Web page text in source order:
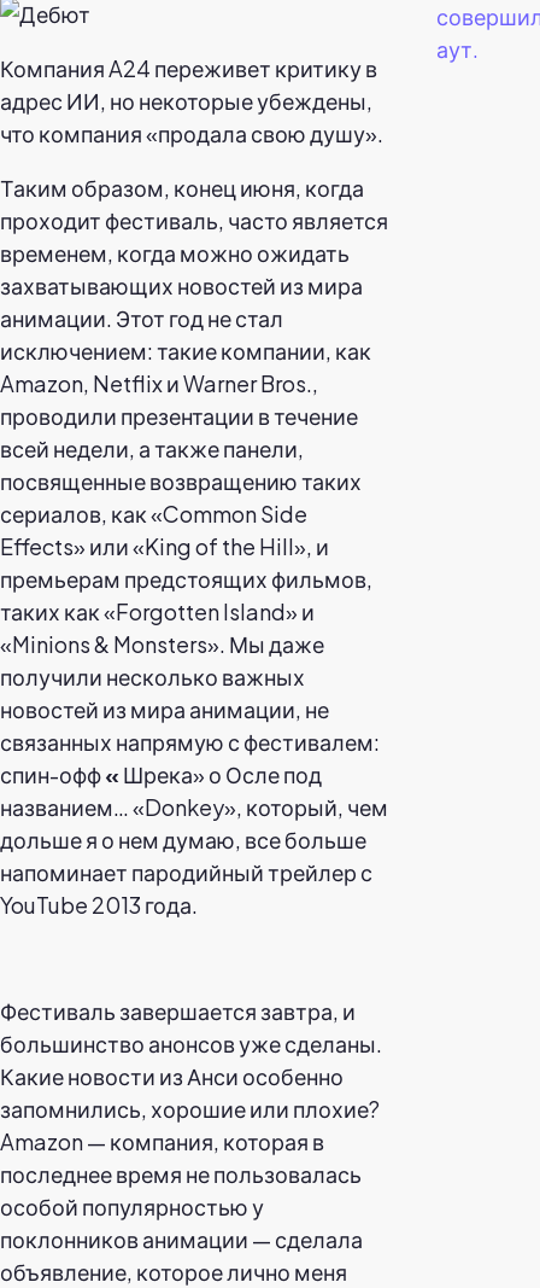
Компания A24 переживет критику в
адрес ИИ, но некоторые убеждены,
что компания «продала свою душу».
Таким образом, конец июня, когда
проходит фестиваль, часто является
временем, когда можно ожидать
захватывающих новостей из мира
анимации. Этот год не стал
исключением: такие компании, как
Amazon, Netflix и Warner Bros.,
проводили презентации в течение
всей недели, а также панели,
посвященные возвращению таких
сериалов, как «Common Side
Effects» или «King of the Hill», и
премьерам предстоящих фильмов,
таких как «Forgotten Island» и
«Minions & Monsters». Мы даже
получили несколько важных
новостей из мира анимации, не
связанных напрямую с фестивалем:
спин-офф« Шрека» о Осле под
названием… «Donkey», который, чем
дольше я о нем думаю, все больше
напоминает пародийный трейлер с
YouTube 2013 года.
Фестиваль завершается завтра, и
большинство анонсов уже сделаны.
Какие новости из Анси особенно
запомнились, хорошие или плохие?
Amazon — компания, которая в
последнее время не пользовалась
особой популярностью у
поклонников анимации — сделала
объявление, которое лично меня
аут.